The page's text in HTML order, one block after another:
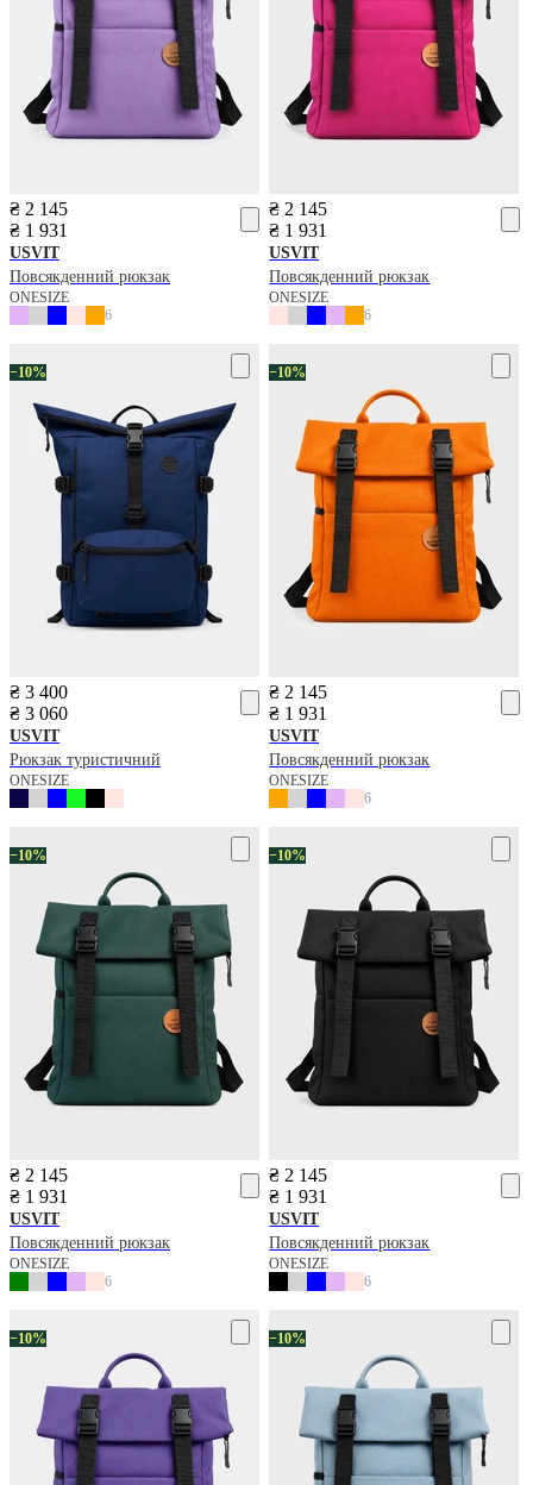
₴ 2 145
₴ 1 931
USVIT
Повсякденний рюкзак
ONESIZE
6
₴ 2 145
₴ 1 931
USVIT
Повсякденний рюкзак
ONESIZE
6
−10%
₴ 3 400
₴ 3 060
USVIT
Рюкзак туристичний
ONESIZE
−10%
₴ 2 145
₴ 1 931
USVIT
Повсякденний рюкзак
ONESIZE
6
−10%
₴ 2 145
₴ 1 931
USVIT
Повсякденний рюкзак
ONESIZE
6
−10%
₴ 2 145
₴ 1 931
USVIT
Повсякденний рюкзак
ONESIZE
6
−10% −10%